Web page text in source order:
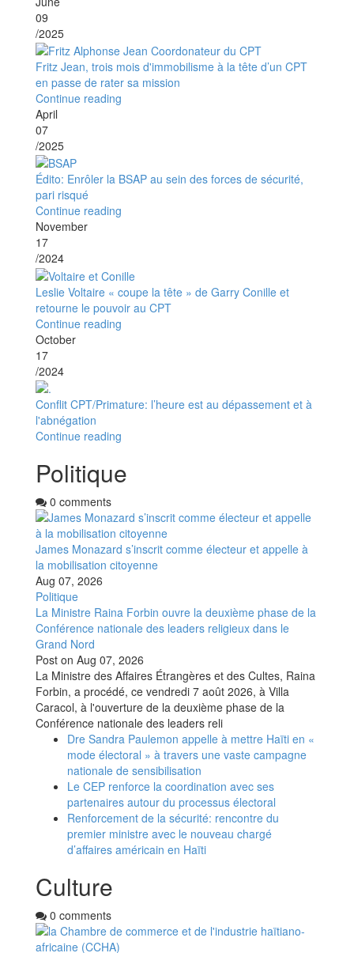
09
/2025
Fritz Jean, trois mois d'immobilisme à la tête d’un CPT
en passe de rater sa mission
Continue reading
April
07
/2025
Édito: Enrôler la BSAP au sein des forces de sécurité,
pari risqué
Continue reading
November
17
/2024
Leslie Voltaire « coupe la tête » de Garry Conille et
retourne le pouvoir au CPT
Continue reading
October
17
/2024
Conflit CPT/Primature: l’heure est au dépassement et à
l'abnégation
Continue reading
Politique
0 comments
James Monazard s’inscrit comme électeur et appelle à
la mobilisation citoyenne
Aug 07, 2026
Politique
La Ministre Raina Forbin ouvre la deuxième phase de la
Conférence nationale des leaders religieux dans le
Grand Nord
Post on Aug 07, 2026
La Ministre des Affaires Étrangères et des Cultes, Raina
Forbin, a procédé, ce vendredi 7 août 2026, à Villa
Caracol, à l'ouverture de la deuxième phase de la
Conférence nationale des leaders reli
Dre Sandra Paulemon appelle à mettre Haïti en «
mode électoral » à travers une vaste campagne
nationale de sensibilisation
Le CEP renforce la coordination avec ses
partenaires autour du processus électoral
Renforcement de la sécurité: rencontre du
premier ministre avec le nouveau chargé
d’affaires américain en Haïti
Culture
0 comments